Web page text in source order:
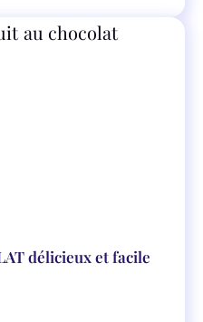
délicieux et facile